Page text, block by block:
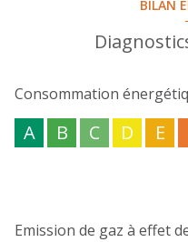
représenatant ainsi de
bien vous intéresse,
agence R&M Immobilier
Les informations sur les
exposé sont disponibles
BILAN
Consommation
A B C D E
Emission de gaz à effet